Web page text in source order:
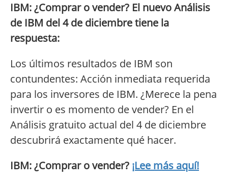
IBM: ¿Comprar o vender? El nuevo Análisis
de IBM del 4 de diciembre tiene la
respuesta:
Los últimos resultados de IBM son
contundentes: Acción inmediata requerida
para los inversores de IBM. ¿Merece la pena
invertir o es momento de vender? En el
Análisis gratuito actual del 4 de diciembre
descubrirá exactamente qué hacer.
IBM: ¿Comprar o vender? ¡Lee más aquí!